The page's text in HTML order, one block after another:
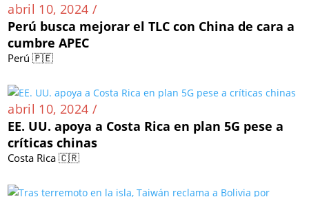
abril 10, 2024 /
Perú busca mejorar el TLC con China de cara a
cumbre APEC
Perú 🇵🇪
abril 10, 2024 /
EE. UU. apoya a Costa Rica en plan 5G pese a
críticas chinas
Costa Rica 🇨🇷